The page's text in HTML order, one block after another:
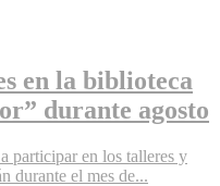
en la biblioteca
durante agosto
participar en los talleres y
durante el mes de...